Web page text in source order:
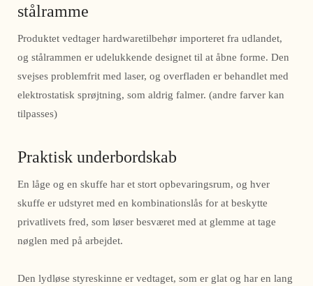
stålramme
Produktet vedtager hardwaretilbehør importeret fra udlandet,
og stålrammen er udelukkende designet til at åbne forme. Den
svejses problemfrit med laser, og overfladen er behandlet med
elektrostatisk sprøjtning, som aldrig falmer. (andre farver kan
tilpasses)
Praktisk underbordskab
En låge og en skuffe har et stort opbevaringsrum, og hver
skuffe er udstyret med en kombinationslås for at beskytte
privatlivets fred, som løser besværet med at glemme at tage
nøglen med på arbejdet.
Den lydløse styreskinne er vedtaget, som er glat og har en lang